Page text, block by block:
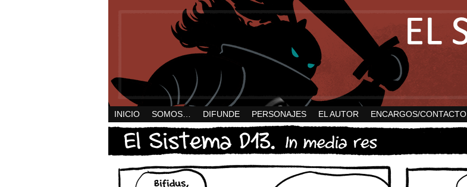
INICIO SOMOS… DIFUNDE PERSONAJES EL AUTOR ENCARGOS/CONTACTO